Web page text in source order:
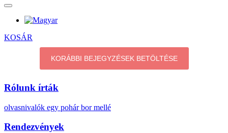
KOSÁR
KORÁBBI BEJEGYZÉSEK BETÖLTÉSE
Rólunk írták
olvasnivalók egy pohár bor mellé
Rendezvények